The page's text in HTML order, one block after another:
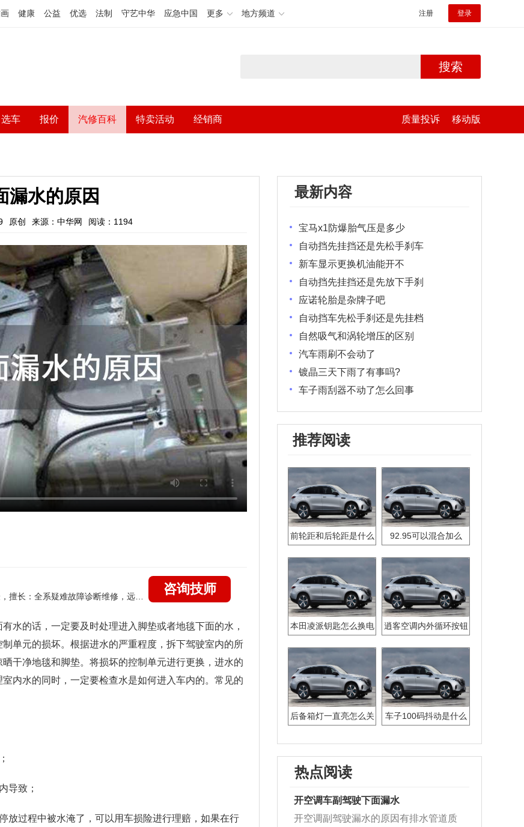
健康 公益 优选 法制 守艺中华 应急中国 更多 地方频道 注册 登录
搜索
选车 报价 汽修百科 特卖活动 经销商 质量投诉 移动版
漏水的原因
原创 来源：中华网 阅读：1194
国家认证的汽车维修技师，21年技术维修和培训经验，擅长：全系疑难故障诊断维修，远程维修技术指导
咨询技师
水的话，一定要及时处理进入脚垫或者地毯下面的水，
单元的损坏。根据进水的严重程度，拆下驾驶室内的所
干净地毯和脚垫。将损坏的控制单元进行更换，进水的
内水的同时，一定要检查水是如何进入车内的。常见的
导致；
放过程中被水淹了，可以用车损险进行理赔，如果在行
最新内容
宝马x1防爆胎气压是多少
自动挡先挂挡还是先松手刹车
新车显示更换机油能开不
自动挡先挂挡还是先放下手刹
应诺轮胎是杂牌子吧
自动挡车先松手刹还是先挂档
自然吸气和涡轮增压的区别
汽车雨刷不会动了
镀晶三天下雨了有事吗?
车子雨刮器不动了怎么回事
推荐阅读
前轮距和后轮距是什么 92.95可以混合加么
本田凌派钥匙怎么换电
逍客空调内外循环按钮
后备箱灯一直亮怎么关
车子100码抖动是什么
热点阅读
开空调车副驾驶下面漏水
开空调副驾驶漏水的原因有排水管道质